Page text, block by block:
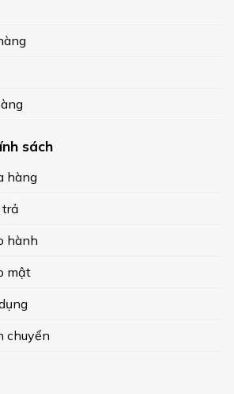
sách
hàng
hành
mật
chuyển